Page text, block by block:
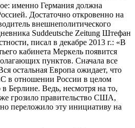
именно Германия должна
Достаточно откровенно на
внешнеполитического
Suddeutsche Zeitung Штефан
писал в декабре 2013 г.: «В
кабинета Меркель появится
пунктов. Сначала все
остальная Европа ожидает, что
в отношении России в целом
в Берлине. Ведь, несмотря на то,
грозило правительство США,
переложило эту инициативу на